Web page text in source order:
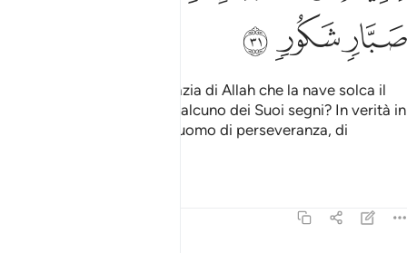
ﱿﲀﲁ
Non hai visto che è per grazia di Allah che la nave solca il
mare, affinché vi mostri qualcuno dei Suoi segni? In verità in
ciò vi sono segni per ogni uomo di perseveranza, di